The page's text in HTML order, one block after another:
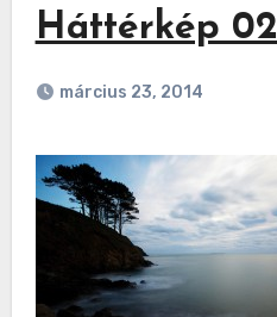
Háttérkép 02
március 23, 2014